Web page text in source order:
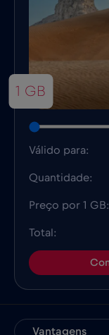
1 GB
Válido para:
Quantidade:
Preço por 1 GB:
Total:
Vantagens